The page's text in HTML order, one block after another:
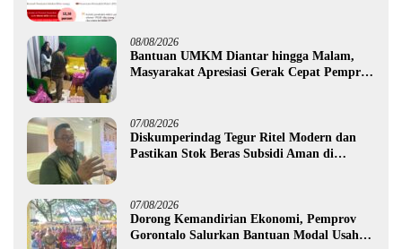
08/08/2026
Bantuan UMKM Diantar hingga Malam,
Masyarakat Apresiasi Gerak Cepat Pemprov
07/08/2026
Diskumperindag Tegur Ritel Modern dan
Pastikan Stok Beras Subsidi Aman di
07/08/2026
Dorong Kemandirian Ekonomi, Pemprov
Gorontalo Salurkan Bantuan Modal Usaha